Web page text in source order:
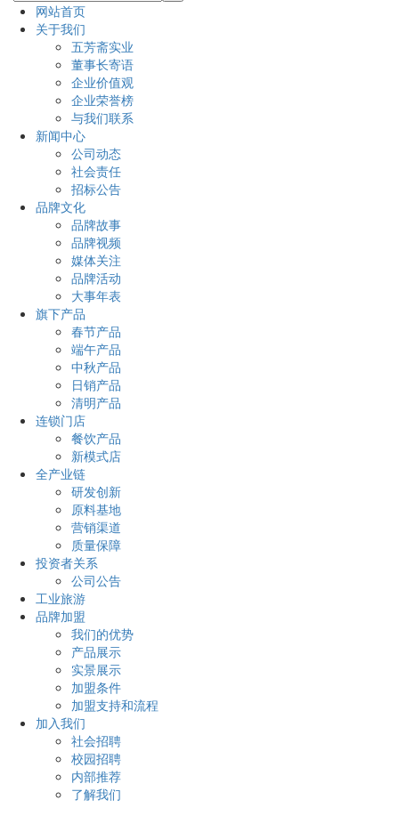
网站首页
关于我们
五芳斋实业
董事长寄语
企业价值观
企业荣誉榜
与我们联系
新闻中心
公司动态
社会责任
招标公告
品牌文化
品牌故事
品牌视频
媒体关注
品牌活动
大事年表
旗下产品
春节产品
端午产品
中秋产品
日销产品
清明产品
连锁门店
餐饮产品
新模式店
全产业链
研发创新
原料基地
营销渠道
质量保障
投资者关系
公司公告
工业旅游
品牌加盟
我们的优势
产品展示
实景展示
加盟条件
加盟支持和流程
加入我们
社会招聘
校园招聘
内部推荐
了解我们